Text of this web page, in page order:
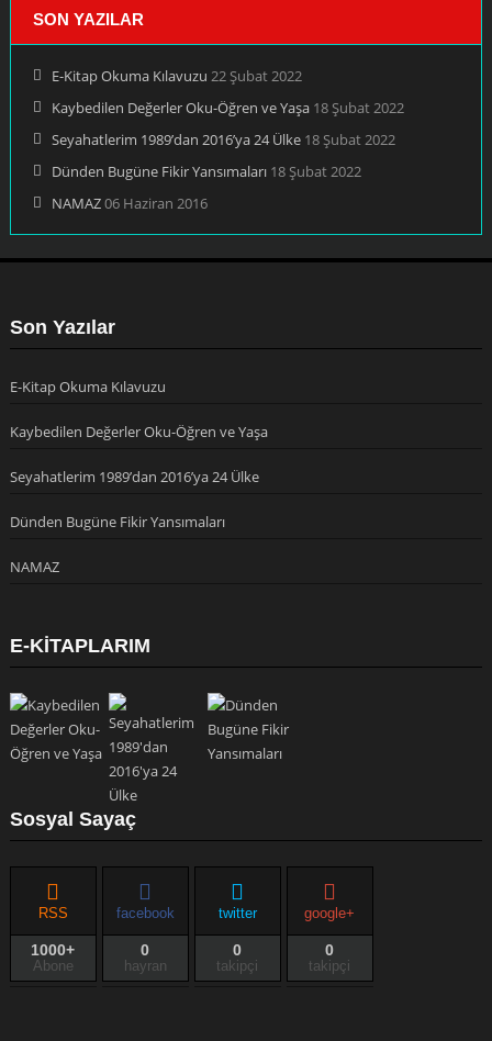
SON YAZILAR
E-Kitap Okuma Kılavuzu 22 Şubat 2022
Kaybedilen Değerler Oku-Öğren ve Yaşa 18 Şubat 2022
Seyahatlerim 1989’dan 2016’ya 24 Ülke 18 Şubat 2022
Dünden Bugüne Fikir Yansımaları 18 Şubat 2022
NAMAZ06 Haziran 2016
Son Yazılar
E-Kitap Okuma Kılavuzu
Kaybedilen Değerler Oku-Öğren ve Yaşa
Seyahatlerim 1989’dan 2016’ya 24 Ülke
Dünden Bugüne Fikir Yansımaları
NAMAZ
E-KİTAPLARIM
Sosyal Sayaç
RSS
1000+
Abone
facebook
0
hayran
twitter
0
takipçi
google+
0
takipçi